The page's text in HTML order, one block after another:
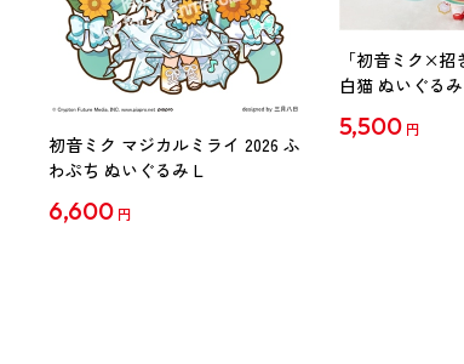
初音ミク マジカルミライ 2026 ふ
わぷち ぬいぐるみ L
6,600 円
「初音ミク×招
白猫 ぬいぐる
5,500 円